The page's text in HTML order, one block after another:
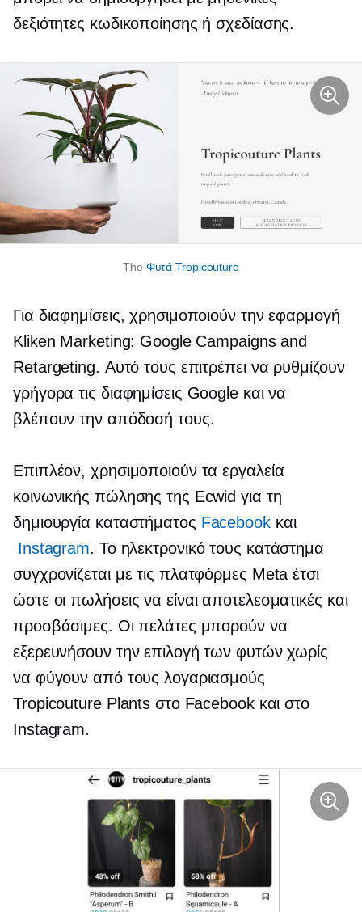
δεξιότητες κωδικοποίησης ή σχεδίασης.
The Φυτά Tropicouture
Για διαφημίσεις, χρησιμοποιούν την εφαρμογή
Kliken Marketing: Google Campaigns and
Retargeting. Αυτό τους επιτρέπει να ρυθμίζουν
γρήγορα τις διαφημίσεις Google και να
βλέπουν την απόδοσή τους.
Επιπλέον, χρησιμοποιούν τα εργαλεία
κοινωνικής πώλησης της Ecwid για τη
δημιουργία καταστήματος Facebookκαι
Instagram. Το ηλεκτρονικό τους κατάστημα
συγχρονίζεται με τις πλατφόρμες Meta έτσι
ώστε οι πωλήσεις να είναι αποτελεσματικές και
προσβάσιμες. Οι πελάτες μπορούν να
εξερευνήσουν την επιλογή των φυτών χωρίς
να φύγουν από τους λογαριασμούς
Tropicouture Plants στο Facebook και στο
Instagram.